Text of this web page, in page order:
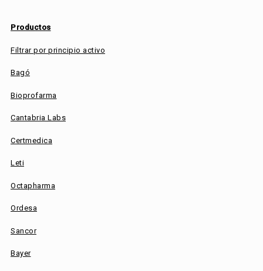
Productos
Filtrar por principio activo
Bagó
Bioprofarma
Cantabria Labs
Certmedica
Leti
Octapharma
Ordesa
Sancor
Bayer